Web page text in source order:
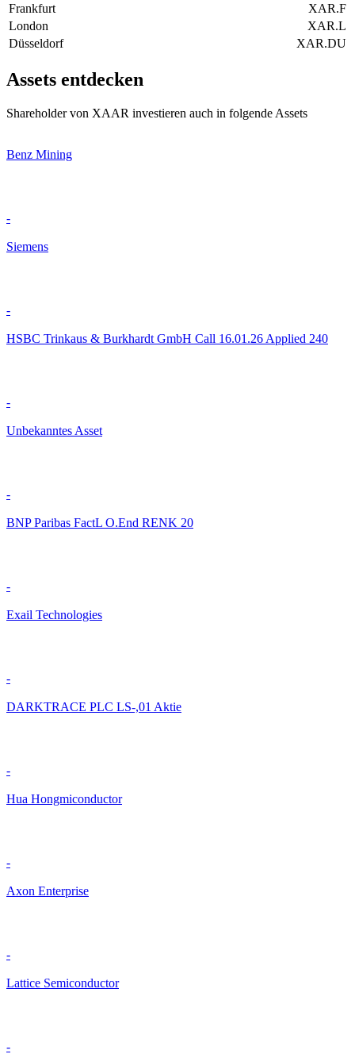
Frankfurt
XAR.F
London
XAR.L
Düsseldorf
XAR.DU
Assets entdecken
Shareholder von XAAR investieren auch in folgende Assets
Benz Mining
-
Siemens
-
HSBC Trinkaus & Burkhardt GmbH Call 16.01.26 Applied 240
-
Unbekanntes Asset
-
BNP Paribas FactL O.End RENK 20
-
Exail Technologies
-
DARKTRACE PLC LS-,01 Aktie
-
Hua Hongmiconductor
-
Axon Enterprise
-
Lattice Semiconductor
-